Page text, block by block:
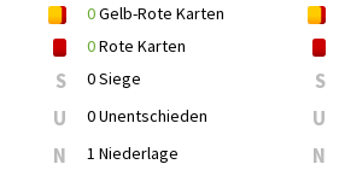
0Gelb-Rote Karten
0Rote Karten
S 0 Siege
U 0 Unentschieden
N 1 Niederlage
S
U
N